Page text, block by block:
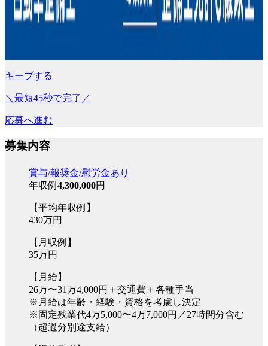
キープする
＼最短45秒で完了／
応募へ進む
募集内容
賞与/報奨金/慰労金あり
年収例 4,300,000円
【平均年収例】
430万円
【月収例】
35万円
【月給】
26万〜31万4,000円＋交通費＋各種手当
※月給は年齢・経験・資格を考慮し決定
※固定残業代4万5,000〜4万7,000円／27時間分含む
（超過分別途支給）